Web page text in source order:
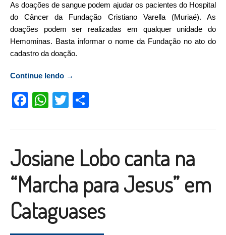
As doações de sangue podem ajudar os pacientes do Hospital
do Câncer da Fundação Cristiano Varella (Muriaé). As
doações podem ser realizadas em qualquer unidade do
Hemominas. Basta informar o nome da Fundação no ato do
cadastro da doação.
Continue lendo “Doações de sangue podem ajudar Hospital
→
Facebook
WhatsApp
Twitter
Josiane Lobo canta na
“Marcha para Jesus” em
Cataguases